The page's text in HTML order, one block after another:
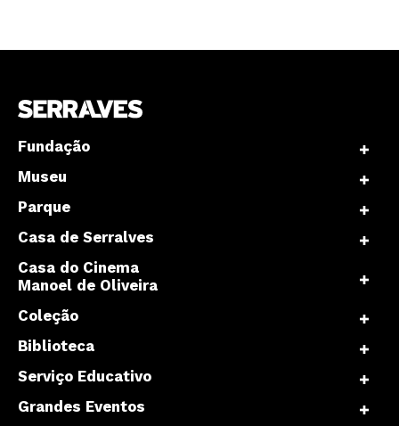
Fundação
Museu
Parque
Casa de Serralves
Casa do Cinema
Manoel de Oliveira
Coleção
Biblioteca
Serviço Educativo
Grandes Eventos